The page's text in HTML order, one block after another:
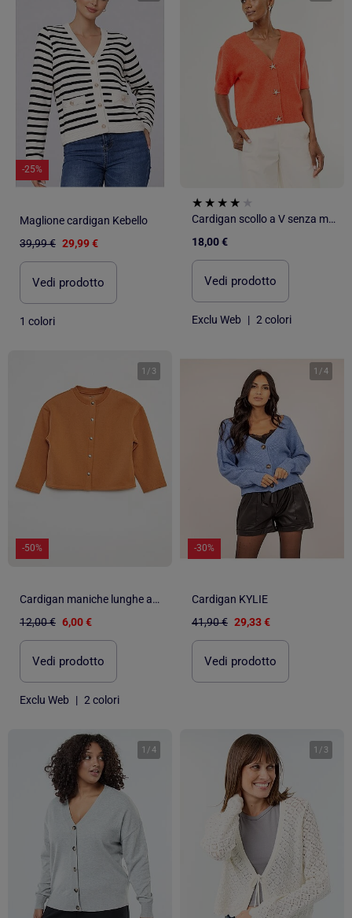
-25%
Maglione cardigan Kebello
39,99 € 29,99 €
Vedi prodotto
1 colori
Cardigan scollo a V senza maniche
18,00 €
Vedi prodotto
Exclu Web | 2 colori
1 / 3
-50%
Cardigan maniche lunghe apertura con bottoni a pressione
12,00 € 6,00 €
Vedi prodotto
Exclu Web | 2 colori
1 /4
-30%
Cardigan KYLIE
41,90 € 29,33 €
Vedi prodotto
1 /4 1 / 3